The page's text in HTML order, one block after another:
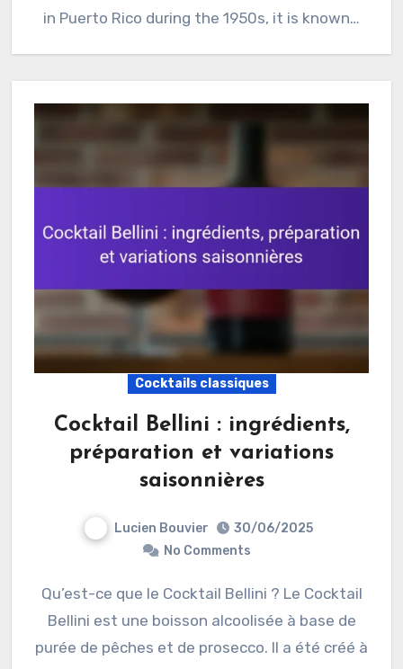
in Puerto Rico during the 1950s, it is known…
Cocktails classiques
Cocktail Bellini : ingrédients,
préparation et variations
saisonnières
Lucien Bouvier
30/06/2025
No Comments
Qu’est-ce que le Cocktail Bellini ? Le Cocktail
Bellini est une boisson alcoolisée à base de
purée de pêches et de prosecco. Il a été créé à